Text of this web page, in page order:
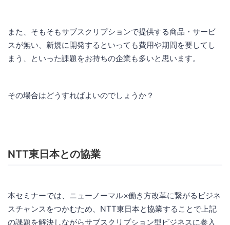
また、そもそもサブスクリプションで提供する商品・サービ
スが無い、新規に開発するといっても費用や期間を要してし
まう、といった課題をお持ちの企業も多いと思います。
その場合はどうすればよいのでしょうか？
NTT東日本との協業
本セミナーでは、ニューノーマル×働き方改革に繋がるビジネ
スチャンスをつかむため、NTT東日本と協業することで上記
の課題を解決しながらサブスクリプション型ビジネスに参入